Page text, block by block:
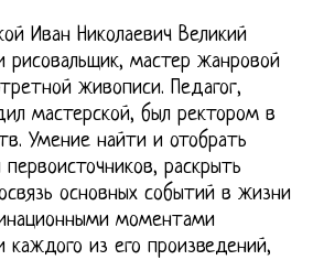
Иван Николаевич Великий
рисовальщик, мастер жанровой
живописи. Педагог,
мастерской, был ректором в
Умение найти и отобрать
раскрыть
основных событий в жизни
моментами
каждого из его произведений,